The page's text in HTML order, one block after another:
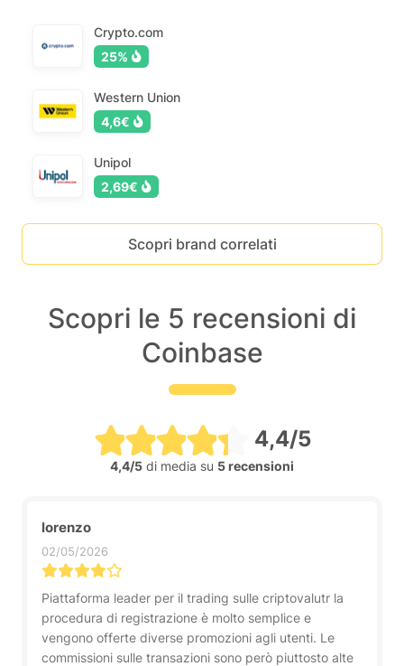
Crypto.com
25%
Western Union
4,6€
Unipol
2,69€
Scopri brand correlati
Scopri le 5 recensioni di
Coinbase
4,4/5
4,4/5 di media su 5 recensioni
lorenzo
02/05/2026
Piattaforma leader per il trading sulle criptovalutr la
procedura di registrazione è molto semplice e
vengono offerte diverse promozioni agli utenti. Le
commissioni sulle transazioni sono però piuttosto alte